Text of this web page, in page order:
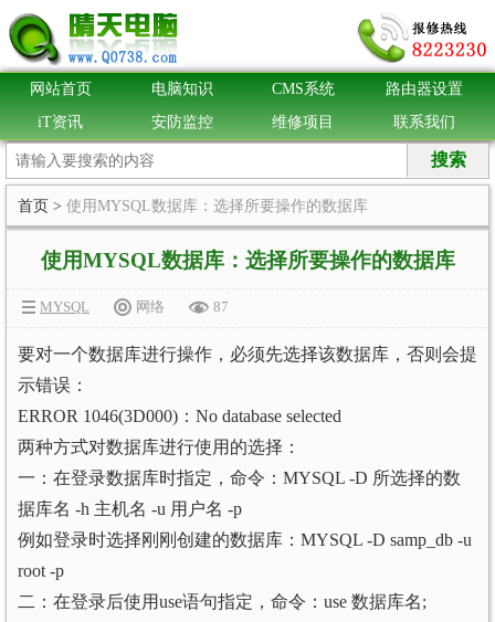
网站首页 电脑知识 CMS系统
路由器设置
iT资讯
安防监控 维修项目 联系我们
首页 > 使用MYSQL数据库：选择所要操作的数据库
使用MYSQL数据库：选择所要操作的数据库
MYSQL 网络 87
要对一个数据库进行操作，必须先选择该数据库，否则会提
示错误：
ERROR 1046(3D000)：No database selected
两种方式对数据库进行使用的选择：
一：在登录数据库时指定，命令：MYSQL -D 所选择的数
据库名 -h 主机名 -u 用户名 -p
例如登录时选择刚刚创建的数据库：MYSQL -D samp_db -u
root -p
二：在登录后使用use语句指定，命令：use 数据库名;